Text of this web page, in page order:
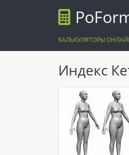
КАЛЬКУЛЯТОРЫ
Индекс